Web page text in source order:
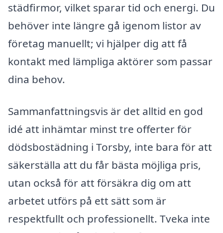
städfirmor, vilket sparar tid och energi. Du
behöver inte längre gå igenom listor av
företag manuellt; vi hjälper dig att få
kontakt med lämpliga aktörer som passar
dina behov.
Sammanfattningsvis är det alltid en god
idé att inhämtar minst tre offerter för
dödsbostädning i Torsby, inte bara för att
säkerställa att du får bästa möjliga pris,
utan också för att försäkra dig om att
arbetet utförs på ett sätt som är
respektfullt och professionellt. Tveka inte